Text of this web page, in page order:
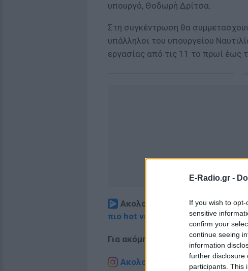
E-Radio.gr -
If you wish to
sensitive
confirm your
continue seeing
information
further disclosure
participants. This
υπουργό, Θοδωρή Δρίτσα.
Στη συγκέντρωση θα
υπάλληλοι του υπουργείου
εργασίας από τις 11 το πρωί έως
Ακολουθήστε το E-Radio.gr
πιο hot νέα
Για ακόμη περισσότερανέα,
Ακολουθήστε το E-Radio.gr